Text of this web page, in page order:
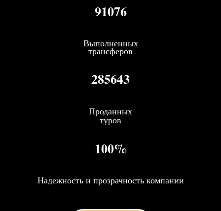
91076
Выполненных
трансферов
285643
Проданных
туров
100%
Надежность и прозрачность компании